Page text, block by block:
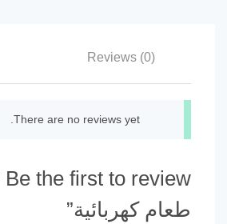
Reviews (0)
There are no reviews yet.
طعام كهربائية”